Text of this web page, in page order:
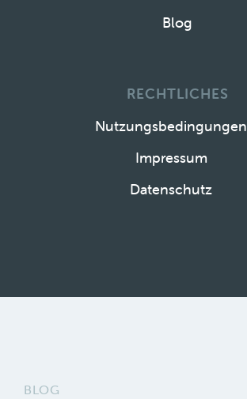
Blog
RECHTLICHES
Nutzungsbedingungen
Impressum
Datenschutz
BLOG